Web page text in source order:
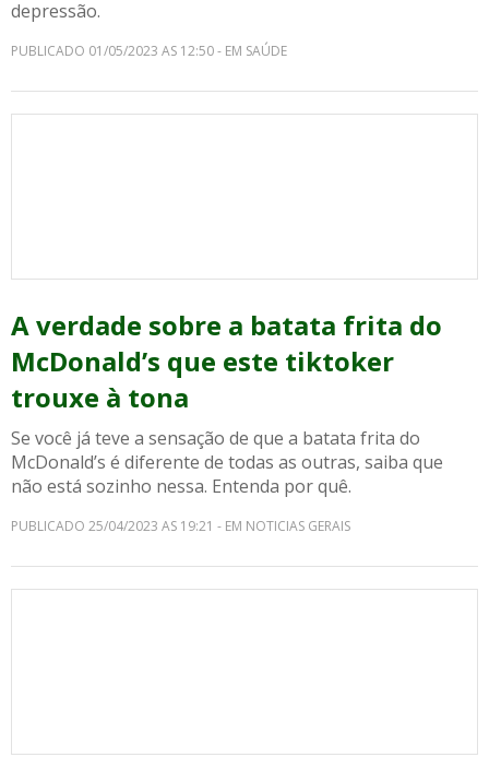
depressão.
PUBLICADO 01/05/2023 AS 12:50 - EM SAÚDE
A verdade sobre a batata frita do
McDonald’s que este tiktoker
trouxe à tona
Se você já teve a sensação de que a batata frita do
McDonald’s é diferente de todas as outras, saiba que
não está sozinho nessa. Entenda por quê.
PUBLICADO 25/04/2023 AS 19:21 - EM NOTICIAS GERAIS